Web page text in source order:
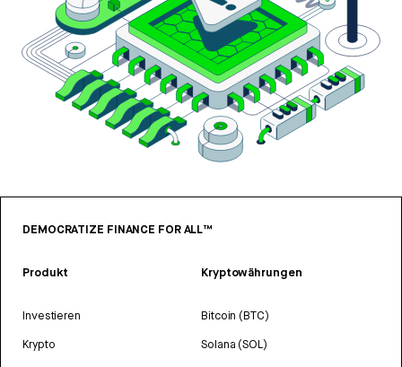
DEMOCRATIZE FINANCE FOR ALL™
Produkt
Investieren
Krypto
Kryptowährungen
Bitcoin (BTC)
Solana (SOL)